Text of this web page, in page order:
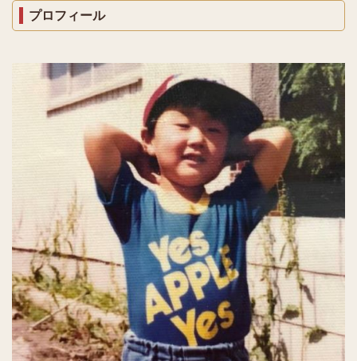
プロフィール